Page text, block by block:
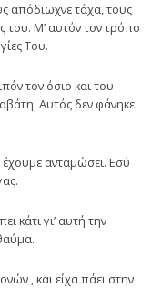
απόδιωχνε τάχα, τους
του. Μ’ αυτόν τον τρόπο
Του.
τον όσιο και του
Αυτός δεν φάνηκε
ανταμώσει. Εσύ
κάτι γι’ αυτή την
, και είχα πάει στην